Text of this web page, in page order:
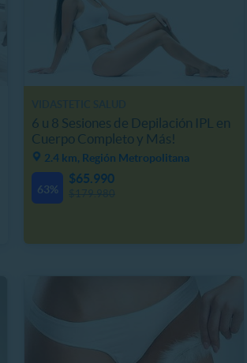
6 u 8 Sesiones de Depilación IPL en
Cuerpo Completo y Más!
2.4 km, Región Metropolitana
63%
$65.990